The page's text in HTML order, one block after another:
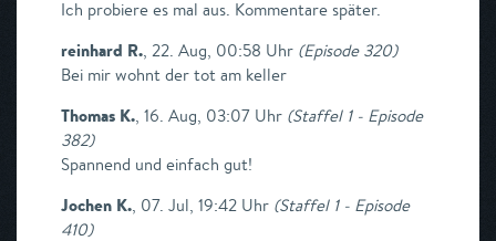
Ich probiere es mal aus. Kommentare später.
reinhard R., 22. Aug, 00:58 Uhr (Episode 320)
Bei mir wohnt der tot am keller
Thomas K., 16. Aug, 03:07 Uhr (Staffel 1 - Episode
382)
Spannend und einfach gut!
Jochen K., 07. Jul, 19:42 Uhr (Staffel 1 - Episode
410)